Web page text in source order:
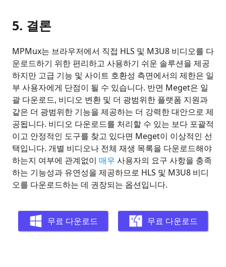
5. 결론
MPMux는 브라우저에서 직접 HLS 및 M3U8 비디오를 다
운로드하기 위한 편리하고 사용하기 쉬운 솔루션을 제공
하지만 고급 기능 및 사이트 호환성 측면에서의 제한은 일
부 사용자에게 단점이 될 수 있습니다. 반면 Meget은 일
괄 다운로드, 비디오 변환 및 더 광범위한 플랫폼 지원과
같은 더 광범위한 기능을 제공하는 더 강력한 대안으로 제
공됩니다. 비디오 다운로드를 처리할 수 있는 보다 포괄적
이고 안정적인 도구를 찾고 있다면 Meget이 이상적인 선
택입니다. 개별 비디오나 전체 재생 목록을 다운로드해야
하는지 여부에 관계없이 매우 사용자의 요구 사항을 충족
하는 기능성과 유연성을 제공하므로 HLS 및 M3U8 비디
오를 다운로드하는 데 권장되는 옵션입니다.
무료 다운로드 무료 다운로드